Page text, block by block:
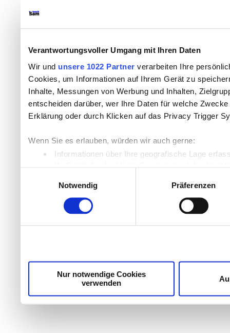
Verantwortungsvoller Umgang mit Ihren Daten
Wir und unsere 1022 Partner verarbeiten Ihre
Cookies, um Informationen auf Ihrem Gerät zu
Inhalte, Messungen von Werbung und Inhalten,
entscheiden darüber, wer Ihre Daten für welche
Erklärung oder durch Klicken auf das Privacy Trigger
Wenn Sie es erlauben, würden wir auch gerne:
Informationen über Ihre geografische Lage
Ihr Gerät durch aktives Scannen nach
Wir verwenden Cookies, um Inhalte und Anzeigen zu
die Zugriffe auf unsere Website zu analysieren.
Dienste gesammelt haben.
Notwendig
Präferenzen
Nur notwendige Cookies
verwenden